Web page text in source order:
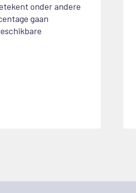
onder andere
gaan